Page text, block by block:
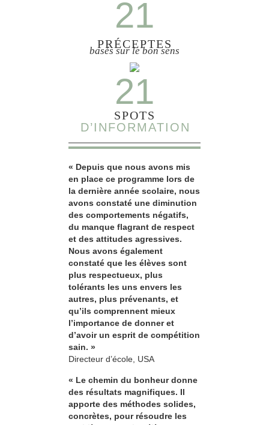
21
PRÉCEPTES
basés sur le bon sens
21
SPOTS
D’INFORMATION
« Depuis que nous avons mis
en place ce programme lors de
la dernière année scolaire, nous
avons constaté une diminution
des comportements négatifs,
du manque flagrant de respect
et des attitudes agressives.
Nous avons également
constaté que les élèves sont
plus respectueux, plus
tolérants les uns envers les
autres, plus prévenants, et
qu’ils comprennent mieux
l’importance de donner et
d’avoir un esprit de compétition
sain. »
Directeur d’école, USA
« Le chemin du bonheur donne
des résultats magnifiques. Il
apporte des méthodes solides,
concrètes, pour résoudre les